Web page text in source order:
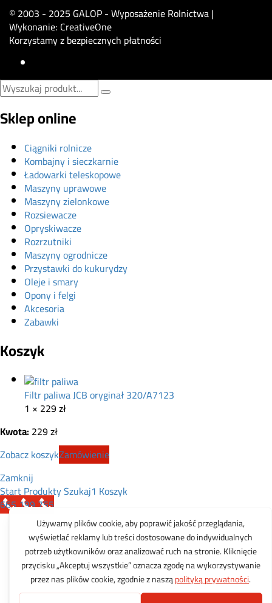
© 2003 - 2025 GALOP - Wyposażenie Rolnictwa |
Wykonanie: CreativeOne
Korzystamy z bezpiecznych płatności
Sklep online
Ciągniki rolnicze
Kombajny i sieczkarnie
Ładowarki teleskopowe
Maszyny uprawowe
Maszyny zielonkowe
Rozsiewacze
Opryskiwacze
Rozrzutniki
Maszyny ogrodnicze
Przystawki do kukurydzy
Oleje i smary
Opony i felgi
Akcesoria
Zabawki
Koszyk
Filtr paliwa JCB oryginał 320/A7123
1 × 229zł
Kwota: 229zł
Zobacz koszykZamówienie
Zamknij
StartProduktySzukaj1 Koszyk
665 199 755